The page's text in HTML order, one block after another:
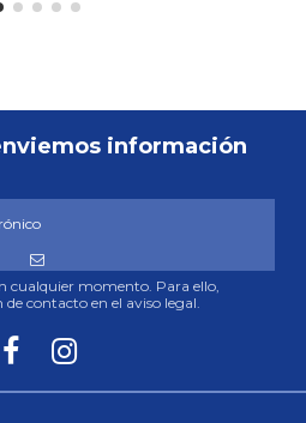
información
cualquier momento. Para ello,
contacto en el aviso legal.